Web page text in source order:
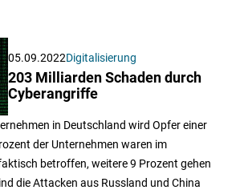
05.09.2022Digitalisierung
203 Milliarden Schaden durch
Cyberangriffe
in Deutschland wird Opfer einer
der Unternehmen waren im
betroffen, weitere 9 Prozent gehen
die Attacken aus Russland und China